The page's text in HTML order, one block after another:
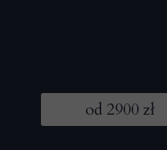
od 2900 zł